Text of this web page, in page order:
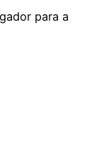
para a